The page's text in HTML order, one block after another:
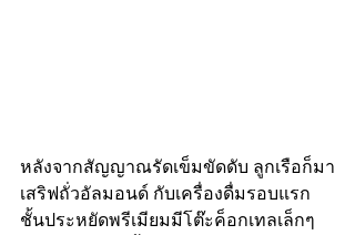
หลังจากสัญญาณรัดเข็มขัดดับ ลูกเรือก็มา
เสริฟถั่วอัลมอนด์ กับเครื่องดื่มรอบแรก
ชั้นประหยัดพรีเมียมมีโต๊ะค็อกเทลเล็กๆ